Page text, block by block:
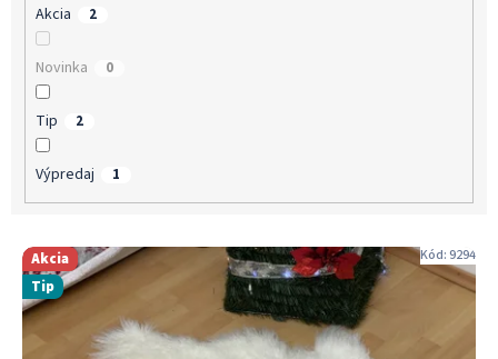
Akcia 2
Novinka 0
Tip 2
Výpredaj 1
p
Akcia
Tip
Kód:9294